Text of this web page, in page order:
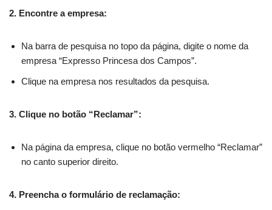
2. Encontre a empresa:
Na barra de pesquisa no topo da página, digite o nome da
empresa “Expresso Princesa dos Campos”.
Clique na empresa nos resultados da pesquisa.
3. Clique no botão “Reclamar”:
Na página da empresa, clique no botão vermelho “Reclamar”
no canto superior direito.
4. Preencha o formulário de reclamação: